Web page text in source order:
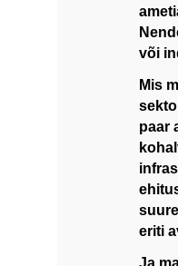
või
Mis
paar
eriti
Ja